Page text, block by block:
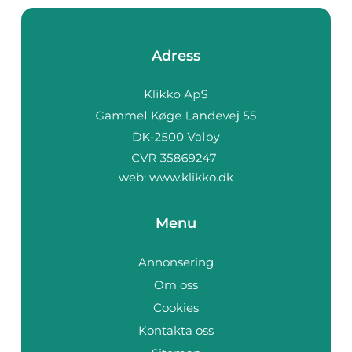
Adress
web: www.klikko.dk
Menu
Annonsering
Om oss
Cookies
Kontakta oss